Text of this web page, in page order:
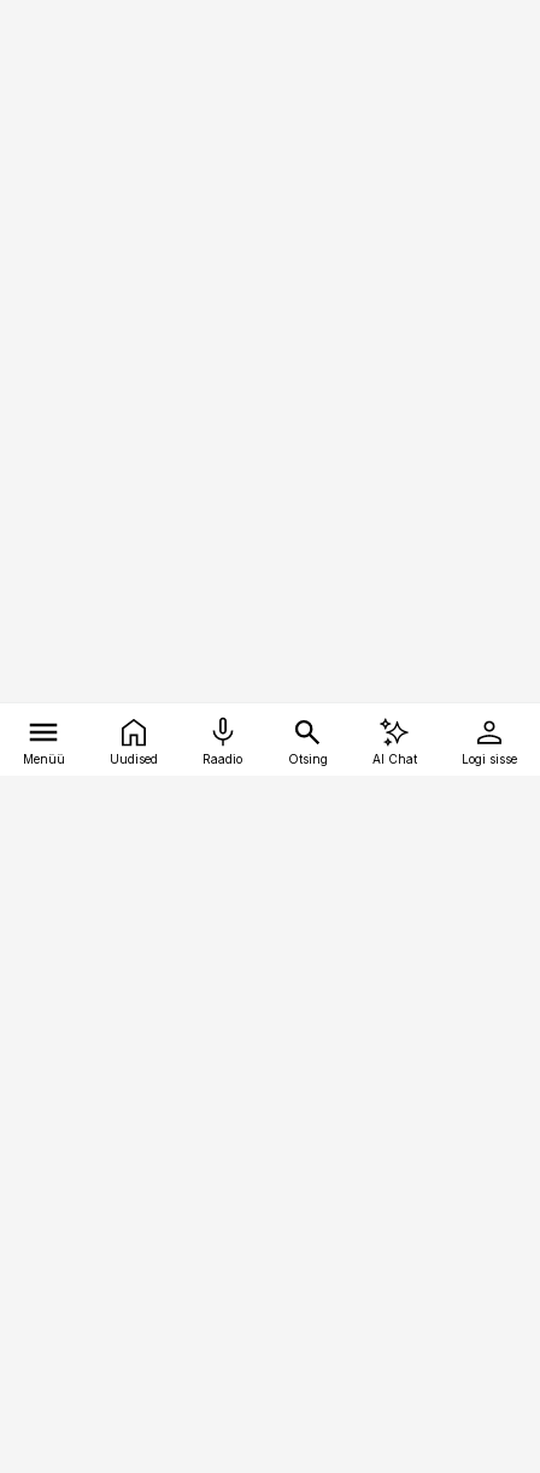
Menüü Uudised Raadio Otsing AI Chat Logi sisse